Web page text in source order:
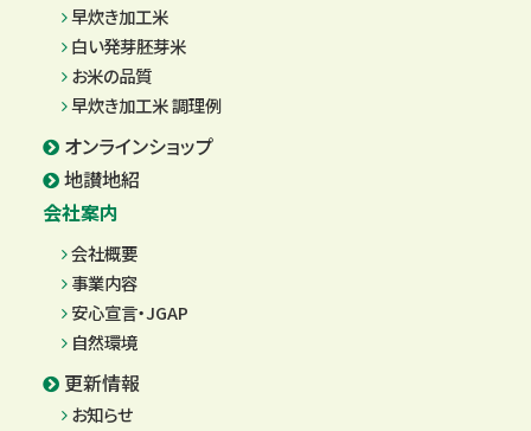
早炊き加工米
白い発芽胚芽米
お米の品質
早炊き加工米 調理例
オンラインショップ
地讃地紹
会社案内
会社概要
事業内容
安心宣言・JGAP
自然環境
更新情報
お知らせ